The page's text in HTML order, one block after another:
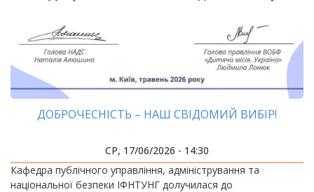
ДОБРОЧЕСНІСТЬ – НАШ СВІДОМИЙ ВИБІР!
СР, 17/06/2026 - 14:30
Кафедра публічного управління, адміністрування та
національної безпеки ІФНТУНГ долучилася до